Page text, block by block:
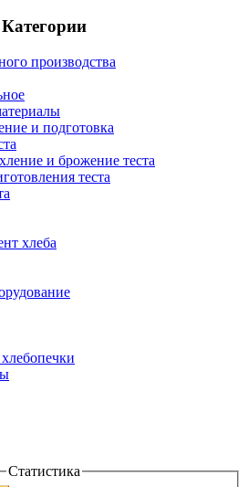
Категории
производства
и подготовка
и брожение теста
теста
хлеба
Статистика